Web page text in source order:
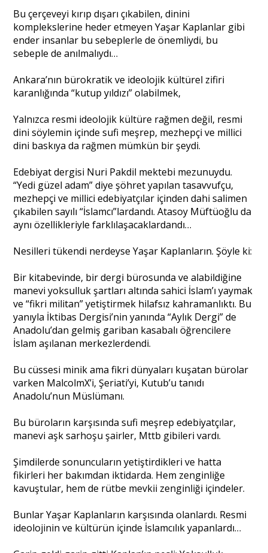
Bu çerçeveyi kırıp dışarı çıkabilen, dinini
komplekslerine heder etmeyen Yaşar Kaplanlar gibi
ender insanlar bu sebeplerle de önemliydi, bu
sebeple de anılmalıydı…
Ankara’nın bürokratik ve ideolojik kültürel zifiri
karanlığında “kutup yıldızı” olabilmek,
Yalnızca resmi ideolojik kültüre rağmen değil, resmi
dini söylemin içinde sufi meşrep, mezhepçi ve millici
dini baskıya da rağmen mümkün bir şeydi.
Edebiyat dergisi Nuri Pakdil mektebi mezunuydu.
“Yedi güzel adam” diye şöhret yapılan tasavvufçu,
mezhepçi ve millici edebiyatçılar içinden dahi salimen
çıkabilen sayılı “İslamcı”lardandı. Atasoy Müftüoğlu da
aynı özellikleriyle farklılaşacaklardandı…
Nesilleri tükendi nerdeyse Yaşar Kaplanların. Şöyle ki:
Bir kitabevinde, bir dergi bürosunda ve alabildiğine
manevi yoksulluk şartları altında sahici İslam’ı yaymak
ve “fikri militan” yetiştirmek hilafsız kahramanlıktı. Bu
yanıyla İktibas Dergisi’nin yanında “Aylık Dergi” de
Anadolu’dan gelmiş gariban kasabalı öğrencilere
İslam aşılanan merkezlerdendi.
Bu cüssesi minik ama fikri dünyaları kuşatan bürolar
varken MalcolmX’i, Şeriati’yi, Kutub’u tanıdı
Anadolu’nun Müslümanı.
Bu büroların karşısında sufi meşrep edebiyatçılar,
manevi aşk sarhoşu şairler, Mttb gibileri vardı.
Şimdilerde sonuncuların yetiştirdikleri ve hatta
fikirleri her bakımdan iktidarda. Hem zenginliğe
kavuştular, hem de rütbe mevkii zenginliği içindeler.
Bunlar Yaşar Kaplanların karşısında olanlardı. Resmi
ideolojinin ve kültürün içinde İslamcılık yapanlardı…